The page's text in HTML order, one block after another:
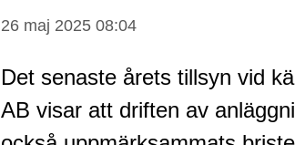
Strålsäkerheten
vid
kärnkraftverket
26 maj 2025 08:04
Det senaste årets tillsyn vid
AB visar att driften av